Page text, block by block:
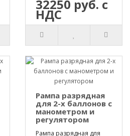
32250 руб. с
НДС
Рампа разрядная
для 2-х баллонов с
манометром и
регулятором
Рампа разрядная для